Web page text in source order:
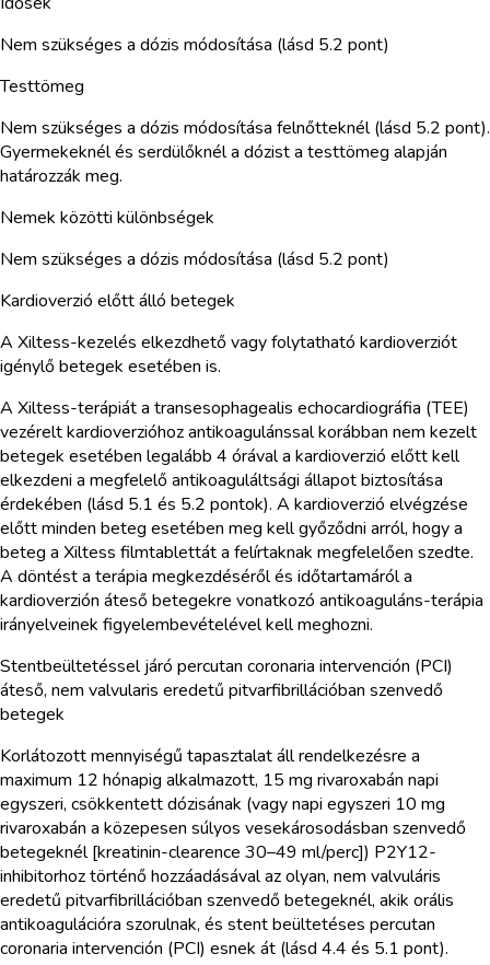
Nem szükséges a dózis módosítása (lásd 5.2 pont)
Testtömeg
Nem szükséges a dózis módosítása felnőtteknél (lásd 5.2 pont).
Gyermekeknél és serdülőknél a dózist a testtömeg alapján
határozzák meg.
Nemek közötti különbségek
Nem szükséges a dózis módosítása (lásd 5.2 pont)
Kardioverzió előtt álló betegek
A Xiltess-kezelés elkezdhető vagy folytatható kardioverziót
igénylő betegek esetében is.
A Xiltess-terápiát a transesophagealis echocardiográfia (TEE)
vezérelt kardioverzióhoz antikoagulánssal korábban nem kezelt
betegek esetében legalább 4 órával a kardioverzió előtt kell
elkezdeni a megfelelő antikoaguláltsági állapot biztosítása
érdekében (lásd 5.1 és 5.2 pontok). A kardioverzió elvégzése
előtt minden beteg esetében meg kell győződni arról, hogy a
beteg a Xiltess filmtablettát a felírtaknak megfelelően szedte.
A döntést a terápia megkezdéséről és időtartamáról a
kardioverzión áteső betegekre vonatkozó antikoaguláns-terápia
irányelveinek figyelembevételével kell meghozni.
Stentbeültetéssel járó percutan coronaria intervención (PCI)
áteső, nem valvularis eredetű pitvarfibrillációban szenvedő
betegek
Korlátozott mennyiségű tapasztalat áll rendelkezésre a
maximum 12 hónapig alkalmazott, 15 mg rivaroxabán napi
egyszeri, csökkentett dózisának (vagy napi egyszeri 10 mg
rivaroxabán a közepesen súlyos vesekárosodásban szenvedő
betegeknél [kreatinin-clearence 30–49 ml/perc]) P2Y12-
inhibitorhoz történő hozzáadásával az olyan, nem valvuláris
eredetű pitvarfibrillációban szenvedő betegeknél, akik orális
antikoagulációra szorulnak, és stent beültetéses percutan
coronaria intervención (PCI) esnek át (lásd 4.4 és 5.1 pont).